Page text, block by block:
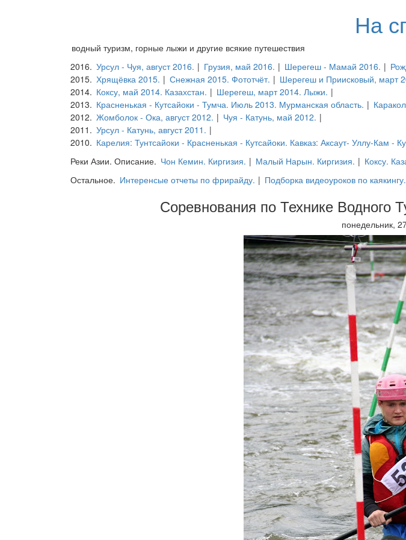
На
водный туризм, горные лыжи и другие всякие путешествия
2016. Урсул - Чуя, август 2016. | Грузия, май 2016. | Шерегеш - Мамай 2016. |
2015. Хрящёвка 2015. | Снежная 2015. Фототчёт. | Шерегеш и Приисковый, март
2014. Коксу, май 2014. Казахстан. | Шерегеш, март 2014. Лыжи. |
2013. Красненькая - Кутсайоки - Тумча. Июль 2013. Мурманская область. |
2012. Жомболок - Ока, август 2012. | Чуя - Катунь, май 2012. |
2011. Урсул - Катунь, август 2011. |
2010. Карелия: Тунтсайоки - Красненькая - Кутсайоки. Кавказ: Аксаут- Уллу-Кам -
Реки Азии. Описание. Чон Кемин. Киргизия. | Малый Нарын. Киргизия. | Коксу.
Остальное. Интеренсые отчеты по фрирайду. | Подборка видеоуроков по каякингу.
Соревнования по Технике
понедельник,